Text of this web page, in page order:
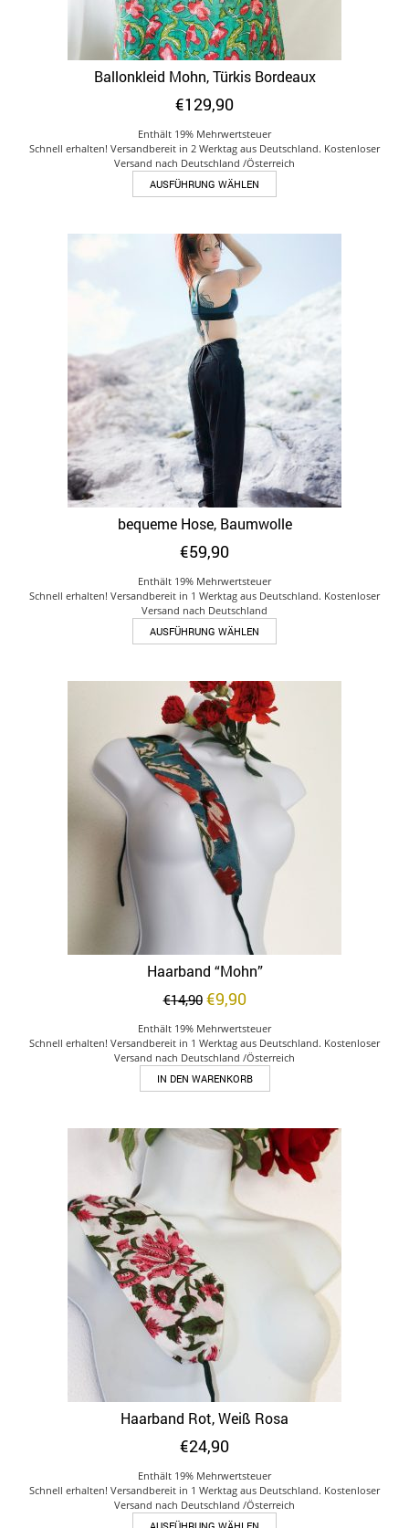
Ballonkleid Mohn, Türkis Bordeaux
€129,90
Enthält 19% Mehrwertsteuer
Schnell erhalten! Versandbereit in 2 Werktag aus Deutschland. Kostenloser
Versand nach Deutschland /Österreich
AUSFÜHRUNG WÄHLEN
Produkt
mehrere
Optionen
der
Produktseite
gewählt
werden
bequeme Hose, Baumwolle
€59,90
Enthält 19% Mehrwertsteuer
Schnell erhalten! Versandbereit in 1 Werktag aus Deutschland. Kostenloser
Versand nach Deutschland
AUSFÜHRUNG WÄHLEN
Produkt
mehrere
Varianten
auf.
können
der
Produktseite
gewählt
werden
Haarband “Mohn”
€14,90 Ursprünglicher
war:
€14,90
€9,90Aktueller
ist:
€9,90.
Enthält 19% Mehrwertsteuer
Schnell erhalten! Versandbereit in 1 Werktag aus Deutschland. Kostenloser
Versand nach Deutschland /Österreich
IN DEN WARENKORB
Haarband Rot, Weiß Rosa
€24,90
Enthält 19% Mehrwertsteuer
Schnell erhalten! Versandbereit in 1 Werktag aus Deutschland. Kostenloser
Versand nach Deutschland /Österreich